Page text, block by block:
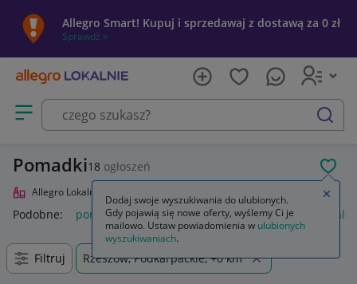
Allegro Smart! Kupuj i sprzedawaj z dostawą za 0 zł
Sprawdź »
Otwórz menu z kategoriami
szukaj
Pomadki18 ogłoszeń
Allegro Lokalnie
Podobne: pomadka pomadka maybelline pomadka loreal
Filtruj Rzeszów, Podkarpackie, +0 km
Dodaj swoje wyszukiwania do ulubionych.
Gdy pojawią się nowe oferty, wyślemy Ci je
mailowo. Ustaw powiadomienia w ulubionych
wyszukiwaniach.